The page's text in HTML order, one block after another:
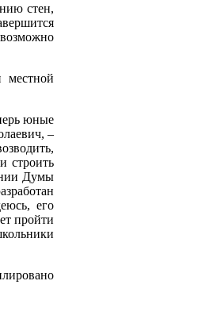
стен,
местной
юные
–
строить
Думы
его
пройти